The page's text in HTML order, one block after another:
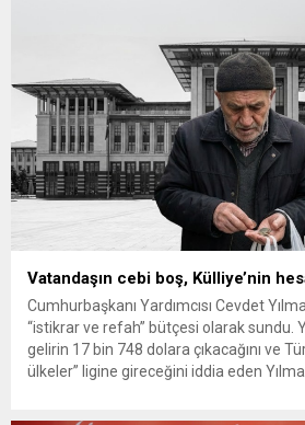
Vatandaşın cebi boş, Külliye’nin
Cumhurbaşkanı Yardımcısı Cevdet
“istikrar ve refah” bütçesi olarak sundu.
gelirin 17 bin 748 dolara çıkacağını ve
ülkeler” ligine gireceğini iddia eden